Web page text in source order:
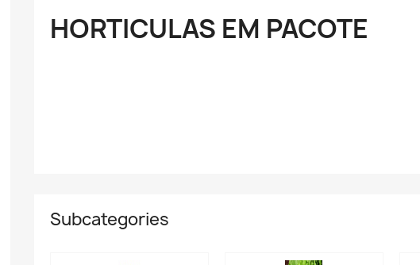
HORTICULAS EM PACOTE
Subcategories